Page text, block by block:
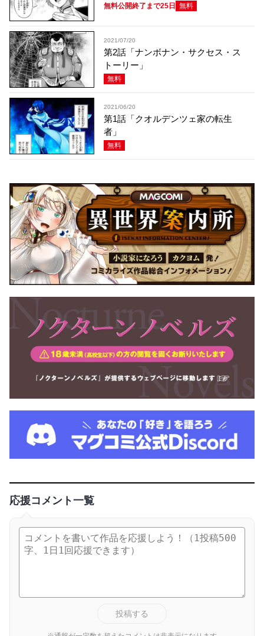
無料公開終了まで25日 無料
2021/07/20
第2話「ナンボナン・サクセス・ス
トーリー」
無料
2021/06/20
第1話「クオルデンツェ家の転生
者」
無料
応援コメント一覧
投稿する